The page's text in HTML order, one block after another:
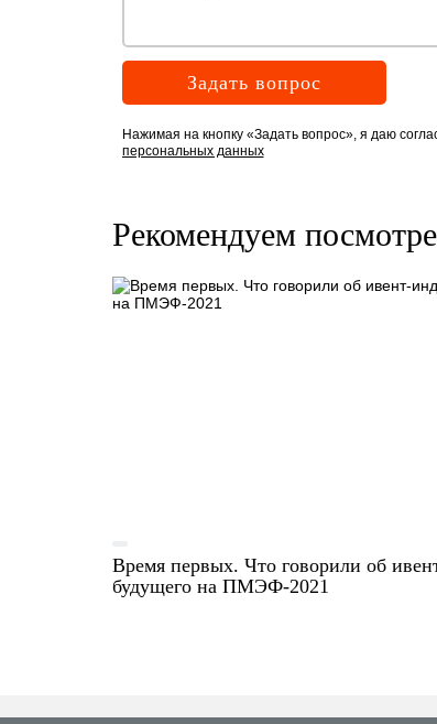
Задать вопрос
Нажимая на кнопку «Задать вопрос», я даю
персональных данных
Рекомендуем
Время первых. Что говорили об
будущего на ПМЭФ-2021